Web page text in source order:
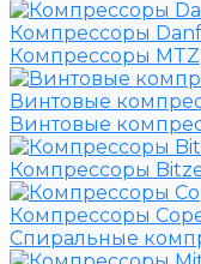
Компрессоры
Компрессоры MTZ
Винтовые
Винтовые
Компрессоры
Компрессоры
Спиральные